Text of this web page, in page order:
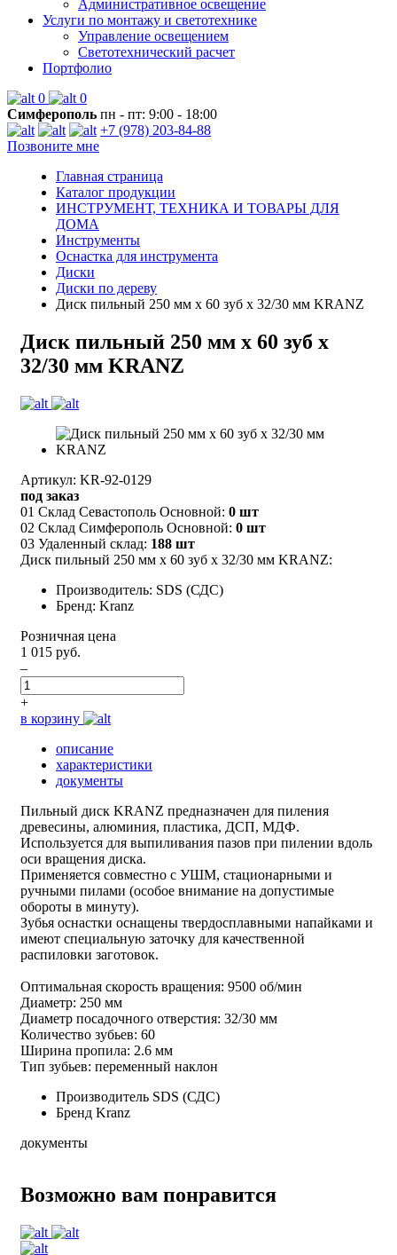
Административное освещение
Услуги по монтажу и светотехнике
Управление освещением
Светотехнический расчет
Портфолио
0
0
Симферополь пн - пт: 9:00 - 18:00
+7 (978) 203-84-88
Позвоните мне
Главная страница
Каталог продукции
ИНСТРУМЕНТ, ТЕХНИКА И ТОВАРЫ ДЛЯ
ДОМА
Инструменты
Оснастка для инструмента
Диски
Диски по дереву
Диск пильный 250 мм х 60 зуб х 32/30 мм KRANZ
Диск пильный 250 мм х 60 зуб х
32/30 мм KRANZ
Артикул: KR-92-0129
под заказ
01 Склад Севастополь Основной: 0 шт
02 Склад Симферополь Основной: 0 шт
03 Удаленный склад: 188 шт
Диск пильный 250 мм х 60 зуб х 32/30 мм KRANZ:
Производитель: SDS (СДС)
Бренд: Kranz
Розничная цена
1 015 руб.
–
+
в корзину
описание
характеристики
документы
Пильный диск KRANZ предназначен для пиления
древесины, алюминия, пластика, ДСП, МДФ.
Используется для выпиливания пазов при пилении вдоль
оси вращения диска.
Применяется совместно с УШМ, стационарными и
ручными пилами (особое внимание на допустимые
обороты в минуту).
Зубья оснастки оснащены твердосплавными напайками и
имеют специальную заточку для качественной
распиловки заготовок.
Оптимальная скорость вращения: 9500 об/мин
Диаметр: 250 мм
Диаметр посадочного отверстия: 32/30 мм
Количество зубьев: 60
Ширина пропила: 2.6 мм
Тип зубьев: переменный наклон
Производитель SDS (СДС)
Бренд Kranz
документы
Возможно вам понравится